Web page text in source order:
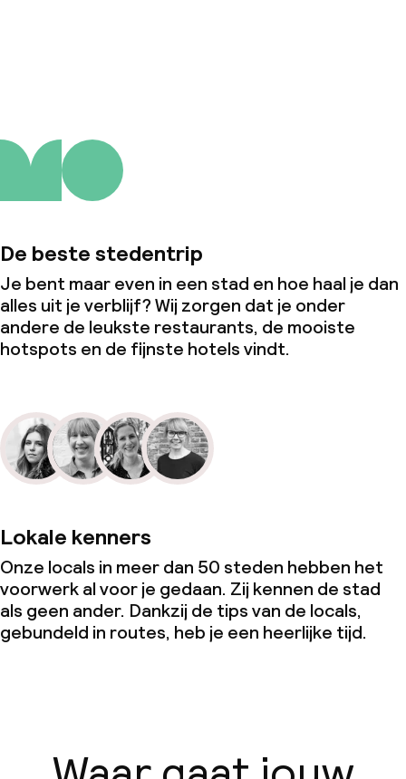
De beste stedentrip
Je bent maar even in een stad en hoe haal je dan
alles uit je verblijf? Wij zorgen dat je onder
andere de leukste restaurants, de mooiste
hotspots en de fijnste hotels vindt.
Lokale kenners
Onze locals in meer dan 50 steden hebben het
voorwerk al voor je gedaan. Zij kennen de stad
als geen ander. Dankzij de tips van de locals,
gebundeld in routes, heb je een heerlijke tijd.